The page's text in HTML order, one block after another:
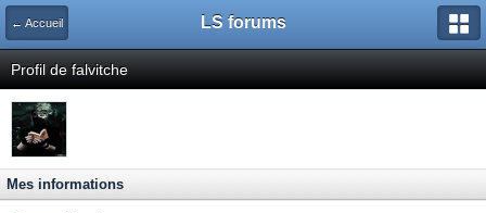
← Accueil LS forums
Profil de falvitche
Mes informations